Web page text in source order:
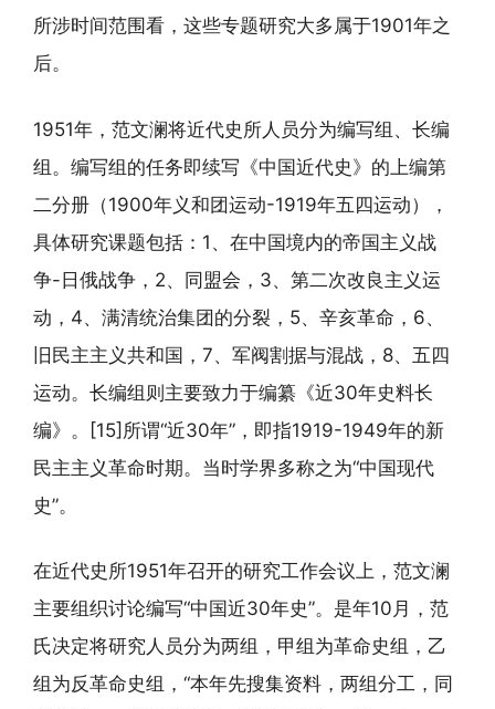
所涉时间范围看，这些专题研究大多属于1901年之
后。
1951年，范文澜将近代史所人员分为编写组、长编
组。编写组的任务即续写《中国近代史》的上编第
二分册（1900年义和团运动-1919年五四运动），
具体研究课题包括：1、在中国境内的帝国主义战
争-日俄战争，2、同盟会，3、第二次改良主义运
动，4、满清统治集团的分裂，5、辛亥革命，6、
旧民主主义共和国，7、军阀割据与混战，8、五四
运动。长编组则主要致力于编纂《近30年史料长
编》。[15]所谓“近30年”，即指1919-1949年的新
民主主义革命时期。当时学界多称之为“中国现代
史”。
在近代史所1951年召开的研究工作会议上，范文澜
主要组织讨论编写“中国近30年史”。是年10月，范
氏决定将研究人员分为两组，甲组为革命史组，乙
组为反革命史组，“本年先搜集资料，两组分工，同